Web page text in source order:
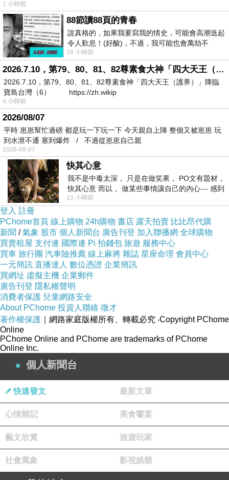
1 小時前
88節讀88頁的青春
說真格的，如果我要寫我的情史，可能會高潮迭起
令人歎息！(好酸)，不過，我可能也會萬劫不
復...，每天跪鍵盤還是被判了花心的罪
18 小時前
2026.7.10，第79、80、81、82尊素食大神「四大天王（護界）」降臨寶島台灣（6）
2026.7.10，第79、80、81、82尊素食神「四大天王（護界）」降臨
寶島台灣（6） https://zh.wikip
4 小時前
2026/08/07
平時 崽崽幫忙過磅 都是玩一下玩一下 今天親自上陣 整個又被崽崽 玩
到水泄不通 塞到爆炸 / 不過從崽崽自己親
2026-08-07
快其心意
我不是中毒太深， 只是在做笑果， PO文有題材，
快其心意 而以， 做某些事情讓自己的內心--- 感到
愉快。
23 小時前
登入 註冊
PChome首頁 線上購物 24h購物 書店 露天拍賣 比比昂代購
新聞 /氣象 股市 個人新聞台 廣告刊登 加入聯播網 全球購物
買賣租屋 支付連 國際連 Pi 拍錢包 旅遊 服務中心
買車 旅行團 汽車險推薦 線上麻將 雜誌 星座命理 會員中心
一元簡訊 直播達人 數位憑證 企業簡訊
買網址 虛擬主機 企業郵件
廣告刊登 隱私權聲明
消費者保護 兒童網路安全
About PChome 投資人聯絡 徵才
著作權保護 ｜網路家庭版權所有、轉載必究 ‧Copyright PChome
Online
PChome Online and PChome are trademarks of PChome
Online Inc.
個人新聞台
快速發文 最新文章
心情雜記 美食饗宴
藝文欣賞 旅遊玩家
社會萬象 影視娛樂